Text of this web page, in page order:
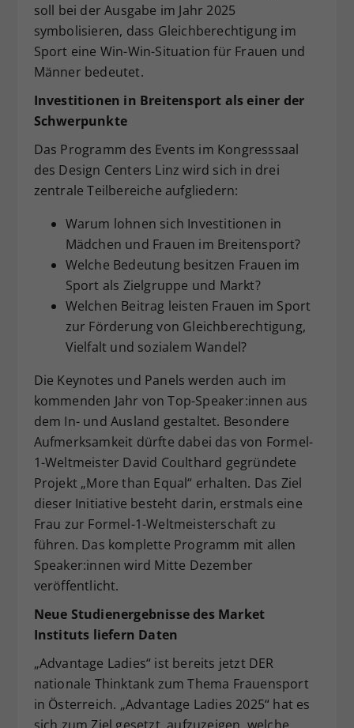
soll bei der Ausgabe im Jahr 2025
symbolisieren, dass Gleichberechtigung im
Sport eine Win-Win-Situation für Frauen und
Männer bedeutet.
Investitionen in Breitensport als einer der
Schwerpunkte
Das Programm des Events im Kongresssaal
des Design Centers Linz wird sich in drei
zentrale Teilbereiche aufgliedern:
Warum lohnen sich Investitionen in
Mädchen und Frauen im Breitensport?
Welche Bedeutung besitzen Frauen im
Sport als Zielgruppe und Markt?
Welchen Beitrag leisten Frauen im Sport
zur Förderung von Gleichberechtigung,
Vielfalt und sozialem Wandel?
Die Keynotes und Panels werden auch im
kommenden Jahr von Top-Speaker:innen aus
dem In- und Ausland gestaltet. Besondere
Aufmerksamkeit dürfte dabei das von Formel-
1-Weltmeister David Coulthard gegründete
Projekt „More than Equal“ erhalten. Das Ziel
dieser Initiative besteht darin, erstmals eine
Frau zur Formel-1-Weltmeisterschaft zu
führen. Das komplette Programm mit allen
Speaker:innen wird Mitte Dezember
veröffentlicht.
Neue Studienergebnisse des Market
Instituts liefern Daten
„Advantage Ladies“ ist bereits jetzt DER
nationale Thinktank zum Thema Frauensport
in Österreich. „Advantage Ladies 2025“ hat es